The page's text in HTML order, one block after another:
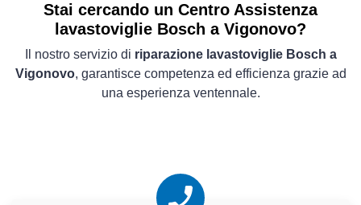
Stai cercando un Centro Assistenza
lavastoviglie Bosch a Vigonovo?
Il nostro servizio di riparazione lavastoviglie Bosch a
Vigonovo, garantisce competenza ed efficienza grazie ad
una esperienza ventennale.